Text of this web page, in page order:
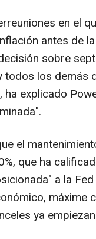
en el
antes de
sobre
todos los demás
explicado
el
que ha
a la
máxime
ya